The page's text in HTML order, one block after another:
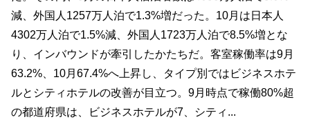
減、外国人1257万人泊で1.3%増だった。10月は日本人
4302万人泊で1.5%減、外国人1723万人泊で8.5%増とな
り、インバウンドが牽引したかたちだ。客室稼働率は9月
63.2%、10月67.4%へ上昇し、タイプ別ではビジネスホテ
ルとシティホテルの改善が目立つ。9月時点で稼働80%超
の都道府県は、ビジネスホテルが7、シティ...